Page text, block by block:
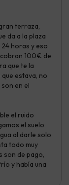
terraza,
da a la plaza
horas y eso
100€ de
que te la
estava, no
en el
el ruido
el suelo
al darle solo
todo muy
son de pago,
y había una